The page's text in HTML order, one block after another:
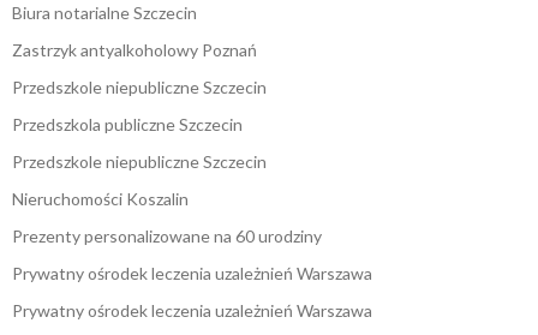
Biura notarialne Szczecin
Zastrzyk antyalkoholowy Poznań
Przedszkole niepubliczne Szczecin
Przedszkola publiczne Szczecin
Przedszkole niepubliczne Szczecin
Nieruchomości Koszalin
Prezenty personalizowane na 60 urodziny
Prywatny ośrodek leczenia uzależnień Warszawa
Prywatny ośrodek leczenia uzależnień Warszawa